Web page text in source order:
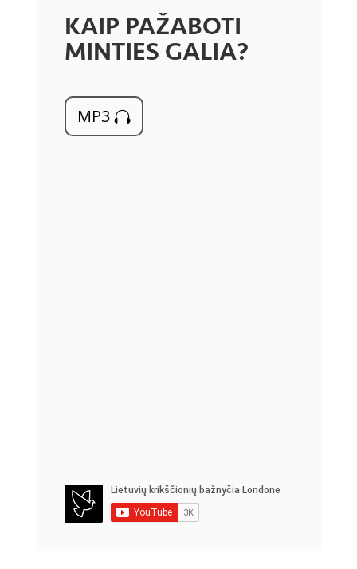
KAIP PAŽABOTI
MINTIES GALIA?
MP3